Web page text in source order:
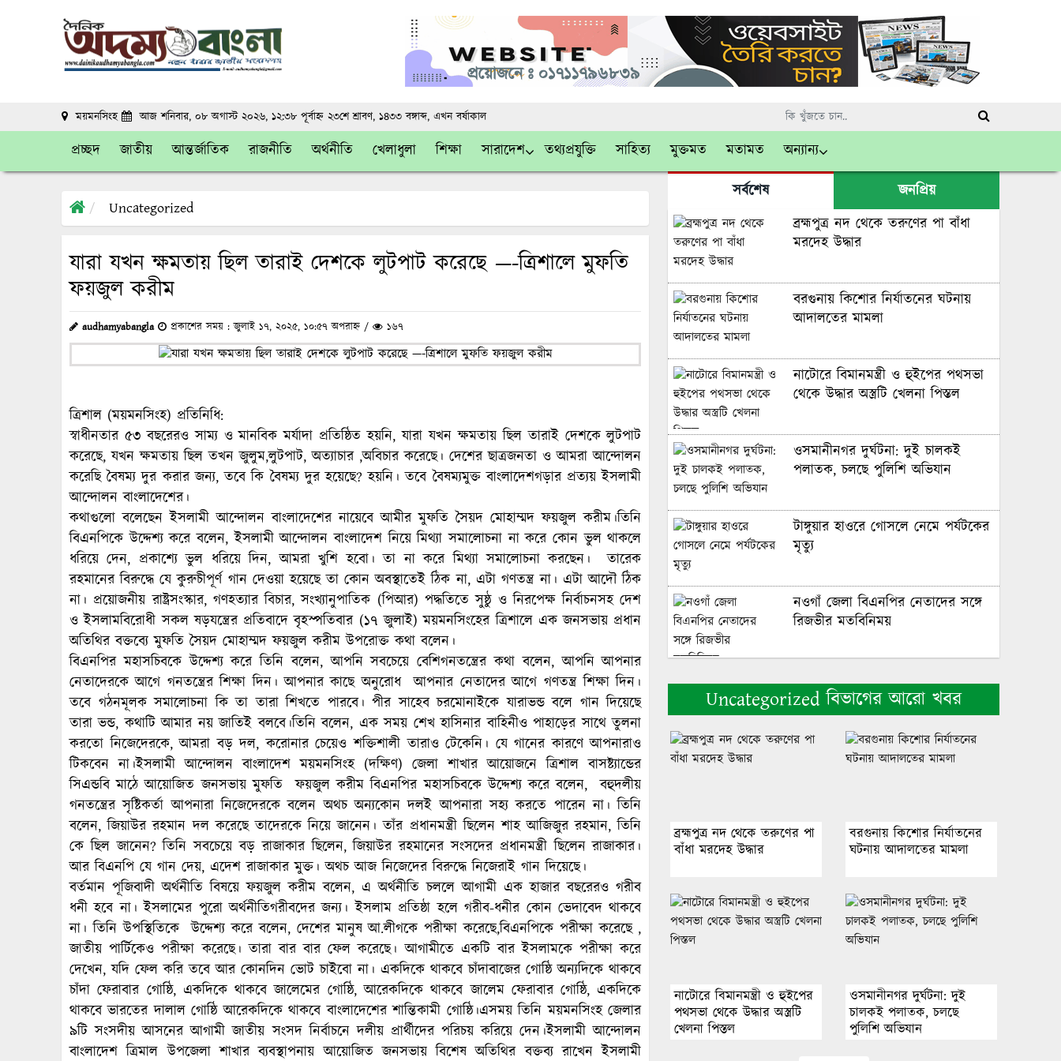
ময়মনসিংহ আজ শনিবার, ০৮ অগাস্ট ২০২৬, ১২:৩৮ পূর্বাহ্ন ২৩শে শ্রাবণ, ১৪৩৩ বঙ্গাব্দ, এখনবর্ষাকাল
প্রচ্ছদ জাতীয় আন্তর্জাতিক রাজনীতি অর্থনীতি খেলাধুলা শিক্ষা সারাদেশ তথ্যপ্রযুক্তি সাহিত্য মুক্তমত মতামত অন্যান্য
Uncategorized
যারা যখন ক্ষমতায় ছিল তারাই দেশকে লুটপাট করেছে —-ত্রিশালে মুফতি
ফয়জুল করীম
audhamyabangla প্রকাশের সময় : জুলাই ১৭, ২০২৫, ১০:৫৭ অপরাহ্ন / ১৬৭
ত্রিশাল (ময়মনসিংহ) প্রতিনিধি:
স্বাধীনতার ৫৩ বছরেরও সাম্য ও মানবিক মর্যাদা প্রতিষ্ঠিত হয়নি, যারা যখন ক্ষমতায় ছিল তারাই দেশকে লুটপাট
করেছে, যখন ক্ষমতায় ছিল তখন জুলুম,লুটপাট, অত্যাচার ,অবিচার করেছে। দেশের ছাত্রজনতা ও আমরা আন্দোলন
করেছি বৈষম্য দুর করার জন্য, তবে কি বৈষম্য দুর হয়েছে? হয়নি। তবে বৈষম্যমুক্ত বাংলাদেশগড়ার প্রত্যয় ইসলামী
আন্দোলন বাংলাদেশের।
কথাগুলো বলেছেন ইসলামী আন্দোলন বাংলাদেশের নায়েবে আমীর মুফতি সৈয়দ মোহাম্মদ ফয়জুল করীম।তিনি
বিএনপিকে উদ্দেশ্য করে বলেন, ইসলামী আন্দোলন বাংলাদেশ নিয়ে মিথ্যা সমালোচনা না করে কোন ভুল থাকলে
ধরিয়ে দেন, প্রকাশ্যে ভুল ধরিয়ে দিন, আমরা খুশি হবো। তা না করে মিথ্যা সমালোচনা করছেন। তারেক
রহমানের বিরুদ্ধে যে কুরুচীপূর্ণ গান দেওয়া হয়েছে তা কোন অবস্থাতেই ঠিক না, এটা গণতন্ত্র না। এটা আদৌ ঠিক
না। প্রয়োজনীয় রাষ্ট্রসংস্কার, গণহত্যার বিচার, সংখ্যানুপাতিক (পিআর) পদ্ধতিতে সুষ্ঠু ও নিরপেক্ষ নির্বাচনসহ দেশ
ও ইসলামবিরোধী সকল ষড়যন্ত্রের প্রতিবাদে বৃহস্পতিবার (১৭ জুলাই) ময়মনসিংহের ত্রিশালে এক জনসভায় প্রধান
অতিথির বক্তব্যে মুফতি সৈয়দ মোহাম্মদ ফয়জুল করীম উপরোক্ত কথা বলেন।
বিএনপির মহাসচিবকে উদ্দেশ্য করে তিনি বলেন, আপনি সবচেয়ে বেশিগনতন্ত্রের কথা বলেন, আপনি আপনার
নেতাদেরকে আগে গনতন্ত্রের শিক্ষা দিন। আপনার কাছে অনুরোধ আপনার নেতাদের আগে গণতন্ত্র শিক্ষা দিন।
তবে গঠনমূলক সমালোচনা কি তা তারা শিখতে পারবে। পীর সাহেব চরমোনাইকে যারাভন্ড বলে গান দিয়েছে
তারা ভন্ড, কথাটি আমার নয় জাতিই বলবে।তিনি বলেন, এক সময় শেখ হাসিনার বাহিনীও পাহাড়ের সাথে তুলনা
করতো নিজেদেরকে, আমরা বড় দল, করোনার চেয়েও শক্তিশালী তারাও টেকেনি। যে গানের কারণে আপনারাও
টিকবেন না।ইসলামী আন্দোলন বাংলাদেশ ময়মনসিংহ (দক্ষিণ) জেলা শাখার আয়োজনে ত্রিশাল বাসষ্ট্যান্ডের
সিএন্ডবি মাঠে আয়োজিত জনসভায় মুফতি ফয়জুল করীম বিএনপির মহাসচিবকে উদ্দেশ্য করে বলেন, বহুদলীয়
গনতন্ত্রের সৃষ্টিকর্তা আপনারা নিজেদেরকে বলেন অথচ অন্যকোন দলই আপনারা সহ্য করতে পারেন না। তিনি
বলেন, জিয়াউর রহমান দল করেছে তাদেরকে নিয়ে জানেন। তাঁর প্রধানমন্ত্রী ছিলেন শাহ আজিজুর রহমান, তিনি
কে ছিল জানেন? তিনি সবচেয়ে বড় রাজাকার ছিলেন, জিয়াউর রহমানের সংসদের প্রধানমন্ত্রী ছিলেন রাজাকার।
আর বিএনপি যে গান দেয়, এদেশ রাজাকার মুক্ত। অথচ আজ নিজেদের বিরুদ্ধে নিজেরাই গান দিয়েছে।
বর্তমান পূজিবাদী অর্থনীতি বিষয়ে ফয়জুল করীম বলেন, এ অর্থনীতি চললে আগামী এক হাজার বছরেরও গরীব
ধনী হবে না। ইসলামের পুরো অর্থনীতিগরীবদের জন্য। ইসলাম প্রতিষ্ঠা হলে গরীব-ধনীর কোন ভেদাবেদ থাকবে
না। তিনি উপস্থিতিকে উদ্দেশ্য করে বলেন, দেশের মানুষ আ.লীগকে পরীক্ষা করেছে,বিএনপিকে পরীক্ষা করেছে ,
জাতীয় পার্টিকেও পরীক্ষা করেছে। তারা বার বার ফেল করেছে। আগামীতে একটি বার ইসলামকে পরীক্ষা করে
দেখেন, যদি ফেল করি তবে আর কোনদিন ভোট চাইবো না। একদিকে থাকবে চাঁদাবাজের গোষ্ঠি অন্যদিকে থাকবে
চাঁদা ফেরাবার গোষ্ঠি, একদিকে থাকবে জালেমের গোষ্ঠি, আরেকদিকে থাকবে জালেম ফেরাবার গোষ্ঠি, একদিকে
থাকবে ভারতের দালাল গোষ্ঠি আরেকদিকে থাকবে বাংলাদেশের শান্তিকামী গোষ্ঠি।এসময় তিনি ময়মনসিংহ জেলার
৯টি সংসদীয় আসনের আগামী জাতীয় সংসদ নির্বাচনে দলীয় প্রার্থীদের পরিচয় করিয়ে দেন।ইসলামী আন্দোলন
বাংলাদেশ ত্রিমাল উপজেলা শাখার ব্যবস্থাপনায় আয়োজিত জনসভায় বিশেষ অতিথির বক্তব্য রাখেন ইসলামী
সর্বশেষ
জনপ্রিয়
ব্রহ্মপুত্র নদ থেকে তরুণের পা বাঁধা
মরদেহ উদ্ধার
বরগুনায় কিশোর নির্যাতনের ঘটনায়
আদালতের মামলা
নাটোরে বিমানমন্ত্রী ও হুইপের পথসভা
থেকে উদ্ধার অস্ত্রটি খেলনা পিস্তল
ওসমানীনগর দুর্ঘটনা: দুই চালকই
পলাতক, চলছে পুলিশি অভিযান
টাঙ্গুয়ার হাওরে গোসলে নেমে পর্যটকের
মৃত্যু
নওগাঁ জেলা বিএনপির নেতাদের সঙ্গে
রিজভীর মতবিনিময়
শেখ হাসিনা ডিসেম্বরে দেশে ফিরে
আইনি পথে হাঁটুক: আইনমন্ত্রী
আওয়ামী লীগের প্রতি নমনীয় হওয়ার
প্রতিরক্ষা চুক্তি করতে যাচ্ছে তুরস্ক,
সৌদি আরব ও পাকিস্তান
৩ দিনের প্রস্তুতি ম্যাচেও হারের শঙ্কায়
বাংলাদেশ
একই পরিবারের দগ্ধ ৩
Uncategorized বিভাগের আরো খবর
ব্রহ্মপুত্র নদ থেকে তরুণের পা
বাঁধা মরদেহ উদ্ধার
বরগুনায় কিশোর নির্যাতনের
ঘটনায় আদালতের মামলা
নাটোরে বিমানমন্ত্রী ও হুইপের
পথসভা থেকে উদ্ধার অস্ত্রটি
খেলনা পিস্তল
ওসমানীনগর দুর্ঘটনা: দুই
চালকই পলাতক, চলছে
পুলিশি অভিযান